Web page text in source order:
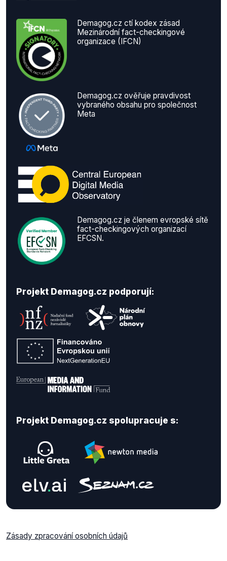
Demagog.cz ctí kodex zásad
Mezinárodní fact-checkingové
organizace (IFCN)
Demagog.cz ověřuje pravdivost
vybraného obsahu pro společnost
Meta
Demagog.cz je členem evropské sítě
fact-checkingových organizací
EFCSN.
Projekt Demagog.cz podporují:
Projekt Demagog.cz spolupracuje s:
Zásady zpracování osobních údajů